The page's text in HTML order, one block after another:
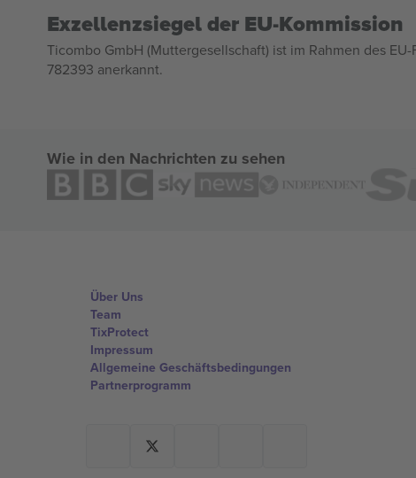
Exzellenzsiegel der EU-Kommission
Ticombo GmbH (Muttergesellschaft) ist im Rahmen des
782393 anerkannt.
Wie in den Nachrichten zu sehen
Über Uns
Team
TixProtect
Impressum
Allgemeine Geschäftsbedingungen
Partnerprogramm